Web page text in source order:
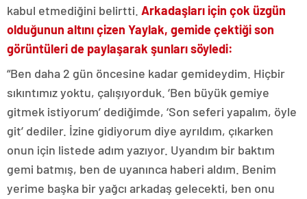
kabul etmediğini belirtti. Arkadaşları için çok üzgün
olduğunun altını çizen Yaylak, gemide çektiği son
görüntüleri de paylaşarak şunları söyledi:
“Ben daha 2 gün öncesine kadar gemideydim. Hiçbir
sıkıntımız yoktu, çalışıyorduk. ‘Ben büyük gemiye
gitmek istiyorum’ dediğimde, ‘Son seferi yapalım, öyle
git’ dediler. İzine gidiyorum diye ayrıldım, çıkarken
onun için listede adım yazıyor. Uyandım bir baktım
gemi batmış, ben de uyanınca haberi aldım. Benim
yerime başka bir yağcı arkadaş gelecekti, ben onu